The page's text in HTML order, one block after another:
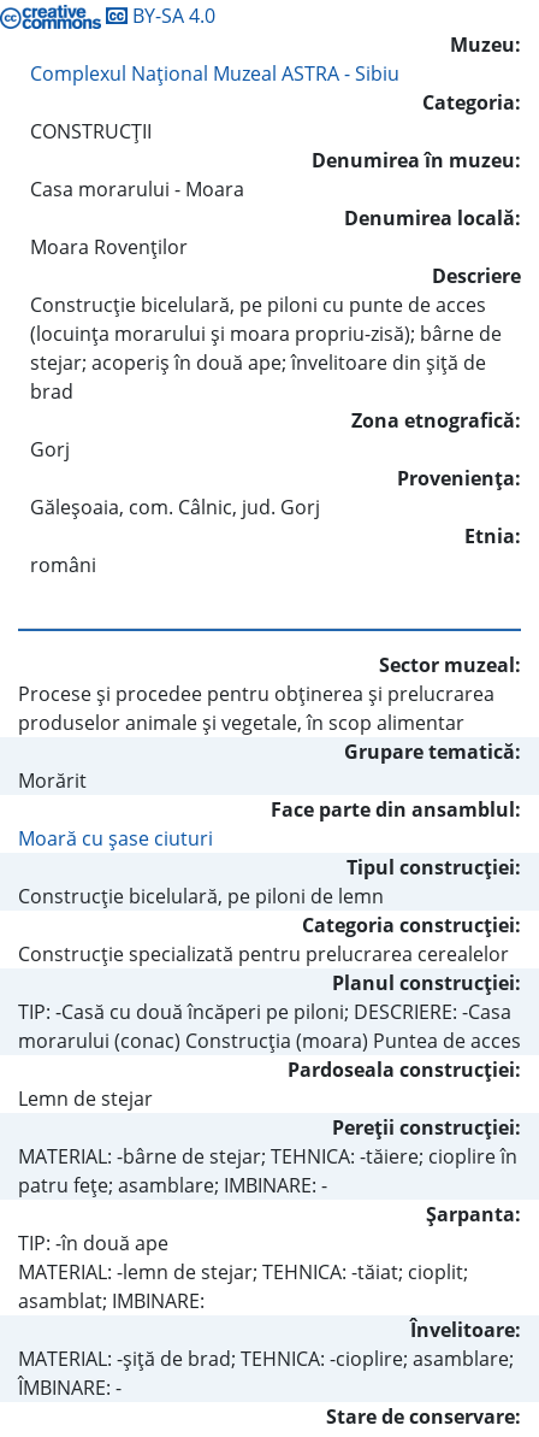
BY-SA 4.0
Muzeu:
Complexul Naţional Muzeal ASTRA - Sibiu
Categoria:
CONSTRUCŢII
Denumirea în muzeu:
Casa morarului - Moara
Denumirea locală:
Moara Rovenţilor
Descriere
Construcţie bicelulară, pe piloni cu punte de acces
(locuinţa morarului şi moara propriu-zisă); bârne de
stejar; acoperiş în două ape; învelitoare din şiţă de
brad
Zona etnografică:
Gorj
Provenienţa:
Găleşoaia, com. Câlnic, jud. Gorj
Etnia:
români
Sector muzeal:
Procese şi procedee pentru obţinerea şi prelucrarea
produselor animale şi vegetale, în scop alimentar
Grupare tematică:
Morărit
Face parte din ansamblul:
Moară cu şase ciuturi
Tipul construcţiei:
Construcţie bicelulară, pe piloni de lemn
Categoria construcţiei:
Construcţie specializată pentru prelucrarea cerealelor
Planul construcţiei:
TIP: -Casă cu două încăperi pe piloni; DESCRIERE: -Casa
morarului (conac) Construcţia (moara) Puntea de acces
Pardoseala construcţiei:
Lemn de stejar
Pereţii construcţiei:
MATERIAL: -bârne de stejar; TEHNICA: -tăiere; cioplire în
patru feţe; asamblare; IMBINARE: -
Şarpanta:
TIP: -în două ape
MATERIAL: -lemn de stejar; TEHNICA: -tăiat; cioplit;
asamblat; IMBINARE:
Învelitoare:
MATERIAL: -şiţă de brad; TEHNICA: -cioplire; asamblare;
ÎMBINARE: -
Stare de conservare: